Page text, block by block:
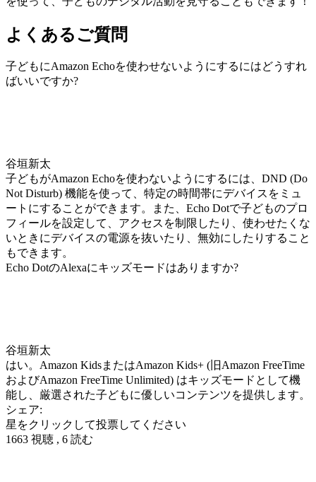
よくあるご質問
子どもにAmazon Echoを使わせないようにするにはどうすれ
ばいいですか?
谷垣新太
子どもがAmazon Echoを使わないようにするには、DND (Do
Not Disturb) 機能を使って、特定の時間帯にデバイスをミュ
ートにすることができます。また、Echo Dotで子どものプロ
フィールを設定して、アクセスを制限したり、使わせたくな
いときにデバイスの電源を抜いたり、無効にしたりすること
もできます。
Echo DotのAlexaにキッズモードはありますか?
谷垣新太
はい。Amazon KidsまたはAmazon Kids+ (旧Amazon FreeTime
およびAmazon FreeTime Unlimited) はキッズモードとして機
能し、厳選された子どもに優しいコンテンツを提供します。
シェア:
星をクリックして投票してください
1663 視聴 , 6 読む